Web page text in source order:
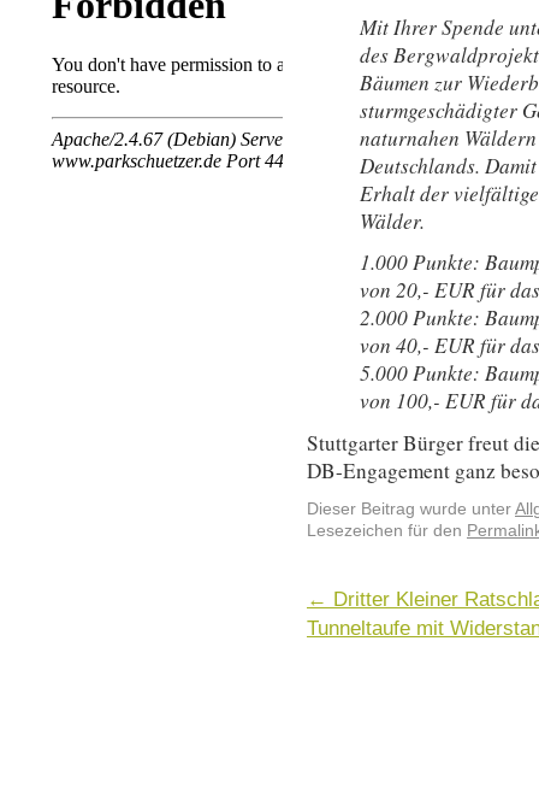
Mit Ihrer Spende
des
Bäumen zur
sturmgeschädigter
naturnahen
Deutschlands.
Erhalt der
Wälder.
1.000 Punkte:
von 20,- EUR für
2.000 Punkte:
von 40,- EUR für
5.000 Punkte:
von 100,- EUR für
Stuttgarter Bürger freut
DB-Engagement ganz
Dieser Beitrag wurde unter
Lesezeichen für den
← Dritter Kleiner
Tunneltaufe mit